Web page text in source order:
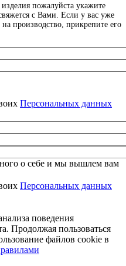
пожалуйста укажите
с Вами. Если у вас уже
производство, прикрепите его
Персональных данных
о себе и мы вышлем вам
Персональных данных
поведения
Продолжая пользоваться
файлов cookie в